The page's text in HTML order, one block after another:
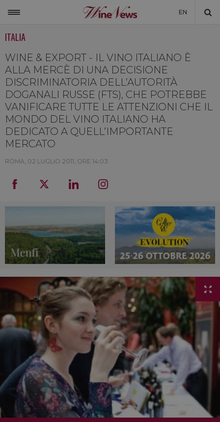
EN
MONDO
NON SOLO VINO
NEWSLETTER
DICONO DI NOI
ITALIA
WINE & EXPORT - IL VINO ITALIANO È
ALLA MERCÈ DI UNA DECISIONE
DISCRIMINATORIA DELL’AUTORITÀ
DOGANALI RUSSE (FTS), CHE POTREBBE
VANIFICARE TUTTE LE ATTENZIONI CHE IL
MONDO DEL VINO ITALIANO HA
DEDICATO A QUELL’IMPORTANTE
MERCATO
ROMA, 02 LUGLIO 2011, ORE 14:03